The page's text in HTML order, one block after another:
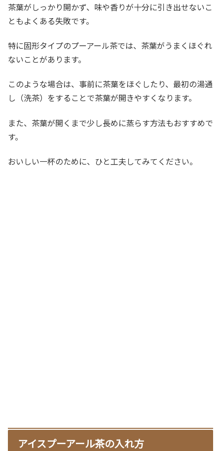
茶葉がしっかり開かず、味や香りが十分に引き出せないこ
ともよくある失敗です。
特に固形タイプのプーアール茶では、茶葉がうまくほぐれ
ないことがあります。
このような場合は、事前に茶葉をほぐしたり、最初の湯通
し（洗茶）をすることで茶葉が開きやすくなります。
また、茶葉が開くまで少し長めに蒸らす方法もおすすめで
す。
おいしい一杯のために、ひと工夫してみてください。
アイスプーアール茶の入れ方